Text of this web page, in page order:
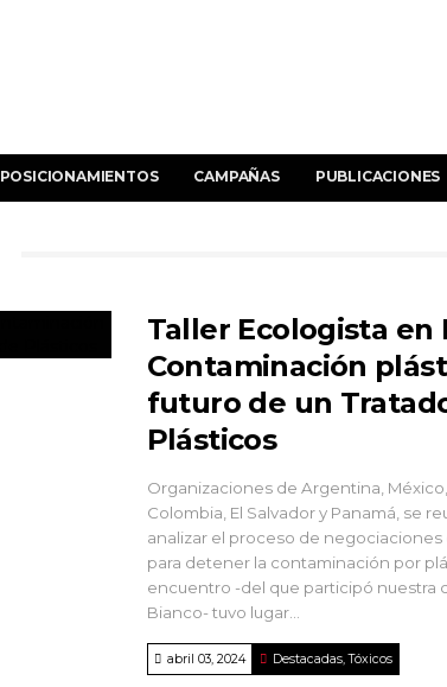
POSICIONAMIENTOS CAMPAÑAS PUBLICACIONES
Taller Ecologista en
Contaminación
futuro de un
Plásticos
Organizaciones de Argentina, México,
Colombia, El Salvador y Panamá, se
analizar el proceso de negociaciones
para detener la contaminación por
encuentro -del que participó nuestra
Bianco- tuvo lugar...
abril 03, 2024 Destacadas,Tóxicos